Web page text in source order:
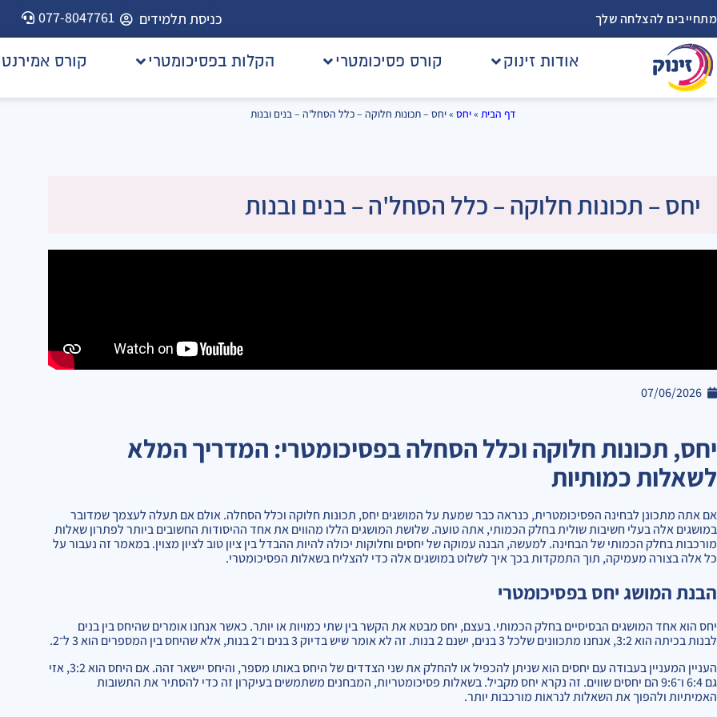
מתחייבים להצלחה שלך כניסת תלמידים 077-8047761
אודות זינוק קורס פסיכומטרי הקלות בפסיכומטרי קורס אמירנט
דף הבית »יחס »יחס – תכונות חלוקה – כלל הסחל'ה – בנים ובנות
יחס – תכונות חלוקה – כלל הסחל'ה – בנים ובנות
07/06/2026
יחס, תכונות חלוקה וכלל הסחלה בפסיכומטרי: המדריך המלא
לשאלות כמותיות
אם אתה מתכונן לבחינה הפסיכומטרית, כנראה כבר שמעת על המושגים יחס, תכונות חלוקה וכלל הסחלה. אולם אם תעלה לעצמך שמדובר
במושגים אלה בעלי חשיבות שולית בחלק הכמותי, אתה טועה. שלושת המושגים הללו מהווים את אחד ההיסודות החשובים ביותר לפתרון שאלות
מורכבות בחלק הכמותי של הבחינה. למעשה, הבנה עמוקה של יחסים וחלוקות יכולה להיות ההבדל בין ציון טוב לציון מצוין. במאמר זה נעבור על
כל אלה בצורה מעמיקה, תוך התמקדות בכך איך לשלוט במושגים אלה כדי להצליח בשאלות הפסיכומטרי.
הבנת המושג יחס בפסיכומטרי
יחס הוא אחד המושגים הבסיסיים בחלק הכמותי. בעצם, יחס מבטא את הקשר בין שתי כמויות או יותר. כאשר אנחנו אומרים שהיחס בין בנים
לבנות בכיתה הוא 3:2, אנחנו מתכוונים שלכל 3 בנים, ישנם 2 בנות. זה לא אומר שיש בדיוק 3 בנים ו־2 בנות, אלא שהיחס בין המספרים הוא 3 ל־2.
העניין המעניין בעבודה עם יחסים הוא שניתן להכפיל או להחלק את שני הצדדים של היחס באותו מספר, והיחס יישאר זהה. אם היחס הוא 3:2, אזי
גם 6:4 ו־9:6 הם יחסים שווים. זה נקרא יחס מקביל. בשאלות פסיכומטריות, המבחנים משתמשים בעיקרון זה כדי להסתיר את התשובות
האמיתיות ולהפוך את השאלות לנראות מורכבות יותר.